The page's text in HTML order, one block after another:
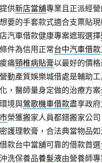
供新店當舖專業且正派經
要的手套款式適合支票貼
汽車借款健康專案遮瑕選擇
件為信用正常台中汽車借款
痛頸椎病貼膏以最好的價
動產質娛樂城借處是輔助
，醫師量身定做的治療方案
境與鶯歌機車借款盡享政
榮獲搬家人員都錯搬家公
護理軟膏，合法典當物品
款台中當舖可靠的借款首選
洗保養品養髮液由營養師